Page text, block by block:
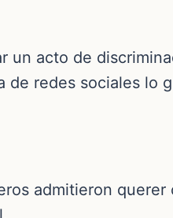
acto de
de redes sociales lo
admitieron